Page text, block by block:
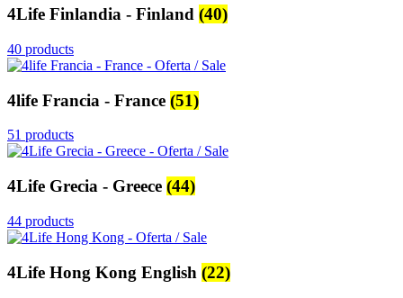
4Life Finlandia - Finland (40)
40 products
4life Francia - France (51)
51 products
4Life Grecia - Greece (44)
44 products
4Life Hong Kong English (22)